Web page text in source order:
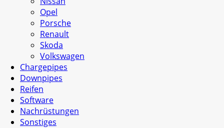
Opel
Porsche
Renault
Skoda
Volkswagen
Chargepipes
Downpipes
Reifen
Software
Nachrüstungen
Sonstiges